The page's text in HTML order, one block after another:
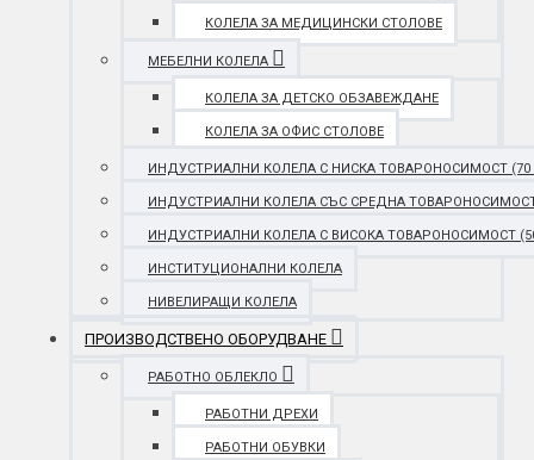
КОЛЕЛА ЗА МЕДИЦИНСКИ СТОЛОВЕ
МЕБЕЛНИ КОЛЕЛА
КОЛЕЛА ЗА ДЕТСКО ОБЗАВЕЖДАНЕ
КОЛЕЛА ЗА ОФИС СТОЛОВЕ
ИНДУСТРИАЛНИ КОЛЕЛА С НИСКА ТОВАРОНОСИМОСТ (70 -
ИНДУСТРИАЛНИ КОЛЕЛА СЪС СРЕДНА ТОВАРОНОСИМОСТ
ИНДУСТРИАЛНИ КОЛЕЛА С ВИСОКА ТОВАРОНОСИМОСТ
ИНСТИТУЦИОНАЛНИ КОЛЕЛА
НИВЕЛИРАЩИ КОЛЕЛА
ПРОИЗВОДСТВЕНО ОБОРУДВАНЕ
РАБОТНО ОБЛЕКЛО
РАБОТНИ ДРЕХИ
РАБОТНИ ОБУВКИ